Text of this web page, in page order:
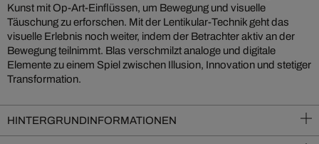
Kunst mit Op-Art-Einflüssen, um Bewegung und visuelle
Täuschung zu erforschen. Mit der Lentikular-Technik geht das
visuelle Erlebnis noch weiter, indem der Betrachter aktiv an der
Bewegung teilnimmt. Blas verschmilzt analoge und digitale
Elemente zu einem Spiel zwischen Illusion, Innovation und stetiger
Transformation.
HINTERGRUNDINFORMATIONEN